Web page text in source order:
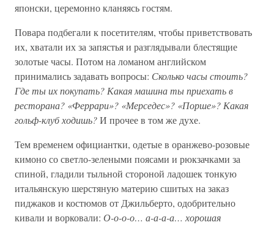
японски, церемонно кланяясь гостям.
Повара подбегали к посетителям, чтобы приветствовать
их, хватали их за запястья и разглядывали блестящие
золотые часы. Потом на ломаном английском
принимались задавать вопросы: Сколько часы стоить?
Где ты их покупать? Какая машина ты приехать в
ресторана? «Феррари»? «Мерседес»? «Порше»? Какая
гольф-клуб ходишь?И прочее в том же духе.
Тем временем официантки, одетые в оранжево-розовые
кимоно со светло-зелеными поясами и рюкзачками за
спиной, гладили тыльной стороной ладошек тонкую
итальянскую шерстяную материю сшитых на заказ
пиджаков и костюмов от Джильберто, одобрительно
кивали и ворковали: О-о-о-о… а-а-а-а… хорошая